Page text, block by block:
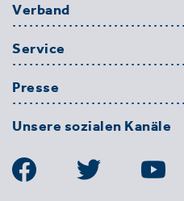
Verband
Service
Presse
Unsere sozialen Kanäle